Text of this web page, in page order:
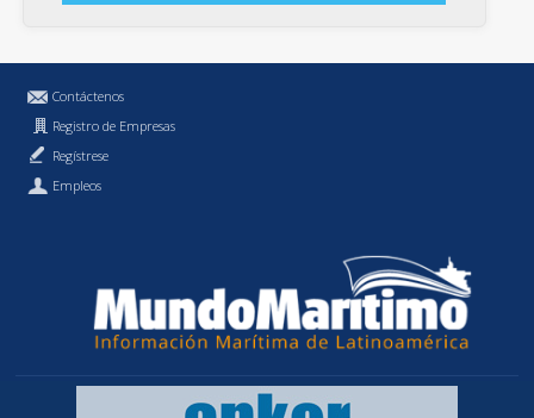
Contáctenos
Registro de Empresas
Regístrese
Empleos
Política de Privacidad